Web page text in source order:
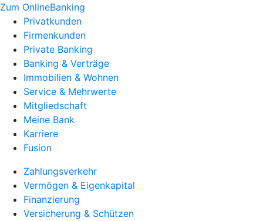
Zum OnlineBanking
Privatkunden
Firmenkunden
Private Banking
Banking & Verträge
Immobilien & Wohnen
Service & Mehrwerte
Mitgliedschaft
Meine Bank
Karriere
Fusion
Zahlungsverkehr
Vermögen & Eigenkapital
Finanzierung
Versicherung & Schützen